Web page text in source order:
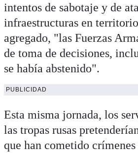
intentos de sabotaje y de
infraestructuras en
agregado, "las Fuerzas
de toma de decisiones,
se había abstenido".
PUBLICIDAD
Esta misma jornada, los
las tropas rusas
que han cometido